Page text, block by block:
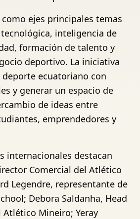
ejes principales temas
inteligencia de
formación de talento y
deportivo. La iniciativa
ecuatoriano con
y generar un espacio de
de ideas entre
emprendedores y
internacionales destacan
Comercial del Atlético
Legendre, representante de
Debora Saldanha, Head
Mineiro; Yeray